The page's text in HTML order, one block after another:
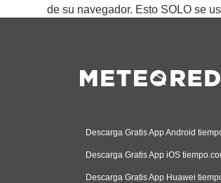
de su navegador. Esto SOLO se
Descarga Gratis App Android
Descarga Gratis App iOS
Descarga Gratis App Huawei